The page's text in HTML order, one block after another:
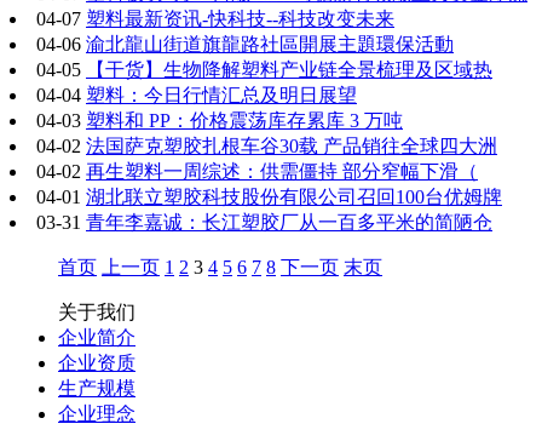
04-07 塑料最新资讯-快科技--科技改变未来
04-06 渝北龍山街道旗龍路社區開展主題環保活動
04-05
【干货】生物降解塑料产业链全景梳理及区域热
04-04 塑料：今日行情汇总及明日展望
04-03 塑料和 PP：价格震荡库存累库 3 万吨
04-02 法国萨克塑胶扎根车谷30载 产品销往全球四大洲
04-02 再生塑料一周综述：供需僵持 部分窄幅下滑（
04-01 湖北联立塑胶科技股份有限公司召回100台优姆牌
03-31 青年李嘉诚：长江塑胶厂从一百多平米的简陋仓
首页 上一页 1 2 3 4 5 6 7 8 下一页 末页
关于我们
企业简介
企业资质
生产规模
企业理念